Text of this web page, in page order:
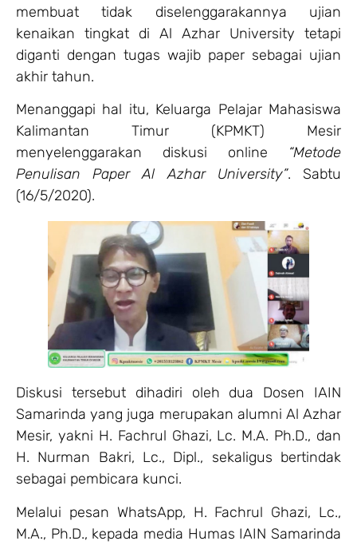
membuat tidak diselenggarakannya ujian
kenaikan tingkat di Al Azhar University tetapi
diganti dengan tugas wajib paper sebagai ujian
akhir tahun.
Menanggapi hal itu, Keluarga Pelajar Mahasiswa
Kalimantan Timur (KPMKT) Mesir
menyelenggarakan diskusi online “Metode
Penulisan Paper Al Azhar University”. Sabtu
(16/5/2020).
Diskusi tersebut dihadiri oleh dua Dosen IAIN
Samarinda yang juga merupakan alumni Al Azhar
Mesir, yakni H. Fachrul Ghazi, Lc. M.A. Ph.D., dan
H. Nurman Bakri, Lc., Dipl., sekaligus bertindak
sebagai pembicara kunci.
Melalui pesan WhatsApp, H. Fachrul Ghazi, Lc.,
M.A., Ph.D., kepada media Humas IAIN Samarinda